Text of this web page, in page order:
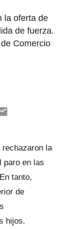
la oferta de
de fuerza.
Comercio
la
paro en las
tanto,
de
hijos.